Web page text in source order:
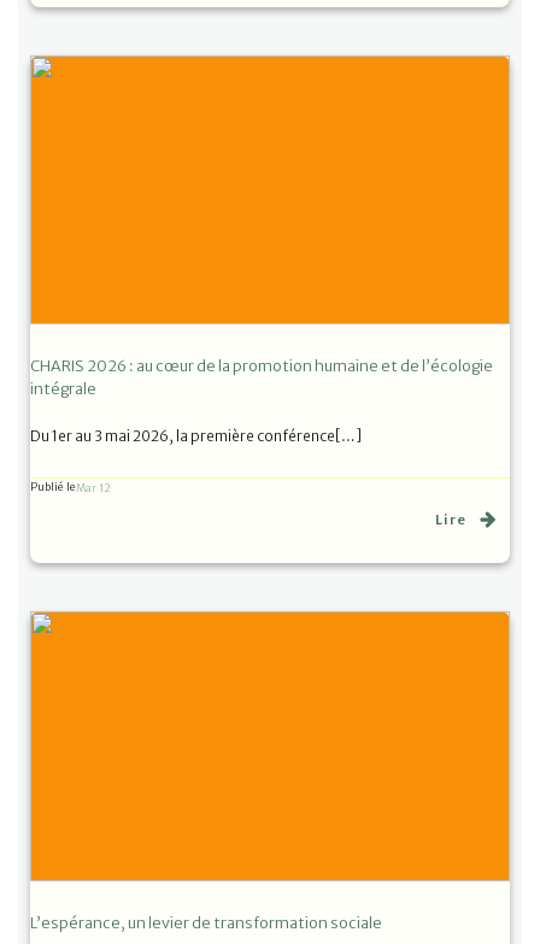
CHARIS 2026 : au cœur de la promotion humaine et de l’écologie
intégrale
Du 1er au 3 mai 2026, la première conférence[…]
Publié leMar 12
Lire
L’espérance, un levier de transformation sociale